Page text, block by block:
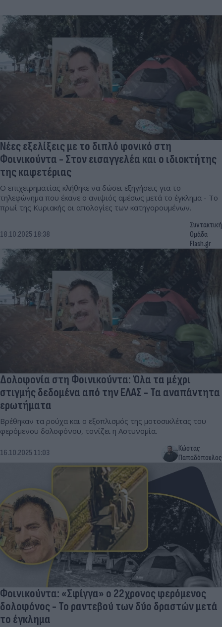
Νέες εξελίξεις με το διπλό φονικό στη
Φοινικούντα - Στον εισαγγελέα και ο ιδιοκτήτης
της καφετέριας
Ο επιχειρηματίας κλήθηκε να δώσει εξηγήσεις για το
τηλεφώνημα που έκανε ο ανιψιός αμέσως μετά το έγκλημα - Το
πρωί της Κυριακής οι απολογίες των κατηγορουμένων.
18.10.2025 18:38
Συντακτική
Ομάδα
Flash.gr
Δολοφονία στη Φοινικούντα: Όλα τα μέχρι
στιγμής δεδομένα από την ΕΛΑΣ - Τα αναπάντητα
ερωτήματα
Βρέθηκαν τα ρούχα και ο εξοπλισμός της μοτοσικλέτας του
φερόμενου δολοφόνου, τονίζει η Αστυνομία.
16.10.2025 11:03
Κώστας
Παπαδόπουλος
Φοινικούντα: «Σφίγγα» ο 22χρονος φερόμενος
δολοφόνος - Το ραντεβού των δύο δραστών μετά
το έγκλημα